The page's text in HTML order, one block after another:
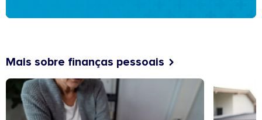
Mais sobre finanças pessoais